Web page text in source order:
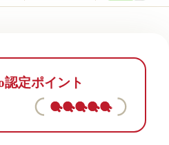
認定ポイント